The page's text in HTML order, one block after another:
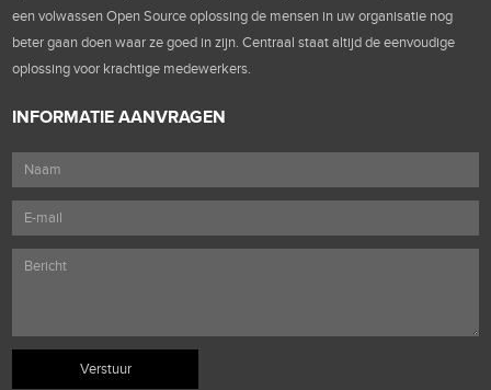
een volwassen Open Source oplossing de mensen in uw organisatie nog
beter gaan doen waar ze goed in zijn. Centraal staat altijd de eenvoudige
oplossing voor krachtige medewerkers.
INFORMATIE AANVRAGEN